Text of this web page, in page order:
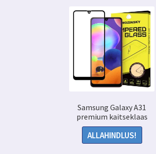
Samsung Galaxy A31
premium kaitseklaas
ALLAHINDLUS!